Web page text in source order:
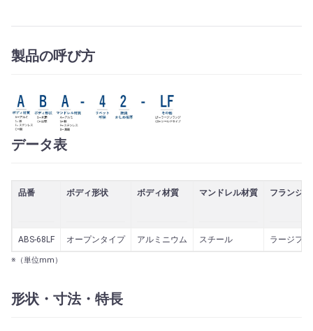
製品の呼び方
データ表
品番 ボディ形状 ボディ材質 マンドレル材質 フランジ
ABS-68LF オープンタイプ アルミニウム スチール ラージフ
※（単位mm）
形状・寸法・特長